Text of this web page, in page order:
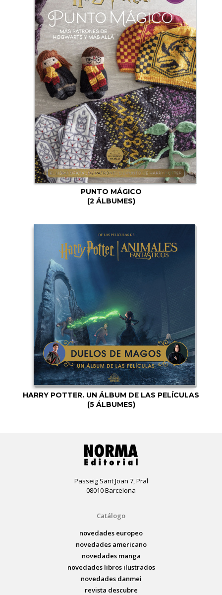
PUNTO MÁGICO
(2 ÁLBUMES)
HARRY POTTER. UN ÁLBUM DE LAS PELÍCULAS
(5 ÁLBUMES)
Passeig Sant Joan 7, Pral
08010 Barcelona
Catálogo
novedades europeo
novedades americano
novedades manga
novedades libros ilustrados
novedades danmei
revista descubre